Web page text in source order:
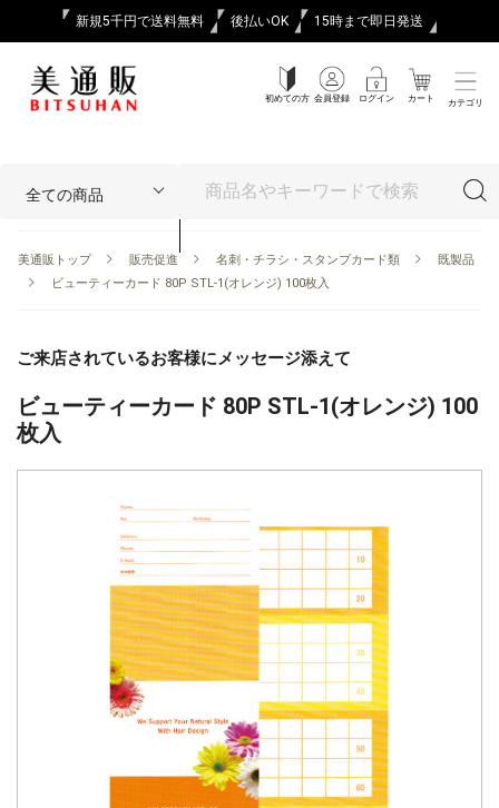
新規5千円で送料無料 後払いOK 15時まで即日発送
初めての方 会員登録 ログイン カート カテゴリ
美通販トップ 販売促進 名刺・チラシ・スタンプカード類
既製品
ビューティーカード 80P STL-1(オレンジ) 100枚入
ご来店されているお客様にメッセージ添えて
ビューティーカード 80P STL-1(オレンジ) 100
枚入